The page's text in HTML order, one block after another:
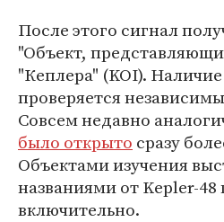
После этого сигнал
"Объект,
"Кеплера" (KOI).
проверяется
Совсем недавно
было открыто сразу
Объектами изучения
названиями от Kepler-48
включительно.